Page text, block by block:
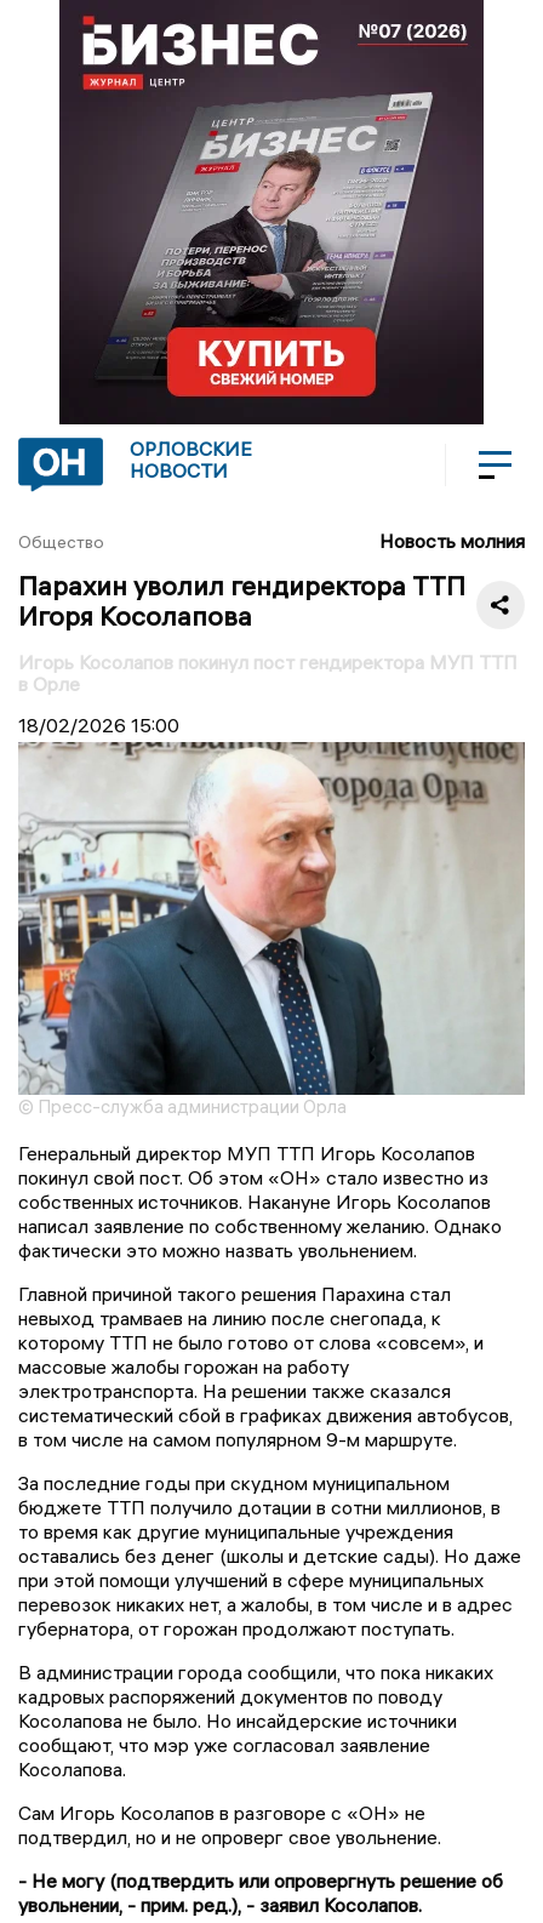
ОРЛОВСКИЕ
НОВОСТИ
Общество Новость молния
Парахин уволил гендиректора ТТП
Игоря Косолапова
Игорь Косолапов покинул пост гендиректора МУП ТТП
в Орле
18/02/2026 15:00
© Пресс-служба администрации Орла
Генеральный директор МУП ТТП Игорь Косолапов
покинул свой пост. Об этом «ОН» стало известно из
собственных источников. Накануне Игорь Косолапов
написал заявление по собственному желанию. Однако
фактически это можно назвать увольнением.
Главной причиной такого решения Парахина стал
невыход трамваев на линию после снегопада, к
которому ТТП не было готово от слова «совсем», и
массовые жалобы горожан на работу
электротранспорта. На решении также сказался
систематический сбой в графиках движения автобусов,
в том числе на самом популярном 9-м маршруте.
За последние годы при скудном муниципальном
бюджете ТТП получило дотации в сотни миллионов, в
то время как другие муниципальные учреждения
оставались без денег (школы и детские сады). Но даже
при этой помощи улучшений в сфере муниципальных
перевозок никаких нет, а жалобы, в том числе и в адрес
губернатора, от горожан продолжают поступать.
В администрации города сообщили, что пока никаких
кадровых распоряжений документов по поводу
Косолапова не было. Но инсайдерские источники
сообщают, что мэр уже согласовал заявление
Косолапова.
Сам Игорь Косолапов в разговоре с «ОН» не
подтвердил, но и не опроверг свое увольнение.
- Не могу (подтвердить или опровергнуть решение об
увольнении, - прим. ред.), - заявил Косолапов.